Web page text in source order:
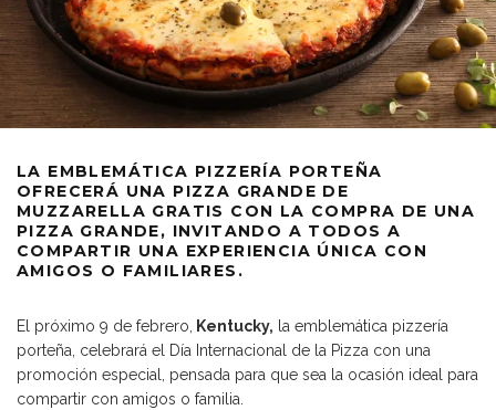
LA EMBLEMÁTICA PIZZERÍA PORTEÑA
OFRECERÁ UNA PIZZA GRANDE DE
MUZZARELLA GRATIS CON LA COMPRA DE UNA
PIZZA GRANDE, INVITANDO A TODOS A
COMPARTIR UNA EXPERIENCIA ÚNICA CON
AMIGOS O FAMILIARES.
El próximo 9 de febrero, Kentucky, la emblemática pizzería
porteña, celebrará el Día Internacional de la Pizza con una
promoción especial, pensada para que sea la ocasión ideal para
compartir con amigos o familia.